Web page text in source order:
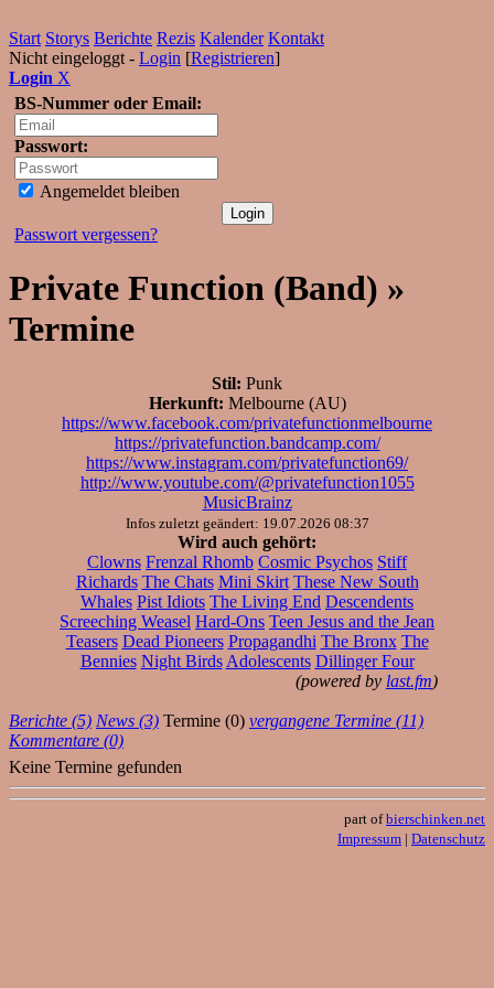
Start Storys Berichte Rezis Kalender Kontakt
Nicht eingeloggt - Login [Registrieren]
Login X
BS-Nummer oder Email:
Passwort:
Angemeldet bleiben
Passwort vergessen?
Private Function (Band) »
Termine
Stil: Punk
Herkunft: Melbourne (AU)
https://www.facebook.com/privatefunctionmelbourne
https://privatefunction.bandcamp.com/
https://www.instagram.com/privatefunction69/
http://www.youtube.com/@privatefunction1055
MusicBrainz
Infos zuletzt geändert: 19.07.2026 08:37
Wird auch gehört:
Clowns Frenzal Rhomb Cosmic Psychos Stiff
Richards The Chats Mini Skirt These New South
Whales Pist Idiots The Living End Descendents
Screeching Weasel Hard-Ons Teen Jesus and the Jean
Teasers Dead Pioneers Propagandhi The Bronx The
Bennies Night Birds Adolescents Dillinger Four
(powered by last.fm)
Berichte (5) News (3) Termine (0) vergangene Termine (11)
Kommentare (0)
Keine Termine gefunden
part ofbierschinken.net
Impressum | Datenschutz